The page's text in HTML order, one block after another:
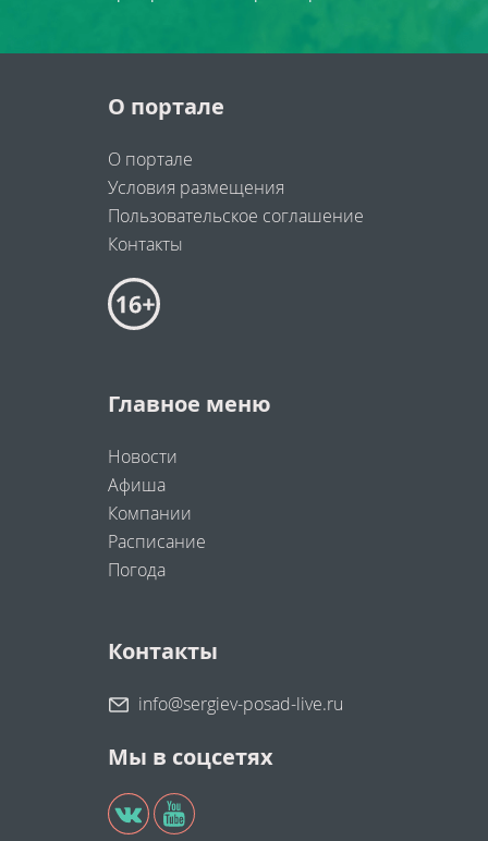
О портале
О портале
Условия размещения
Пользовательское соглашение
Контакты
Главное меню
Новости
Афиша
Компании
Расписание
Погода
Контакты
info@sergiev-posad-live.ru
Мы в соцсетях